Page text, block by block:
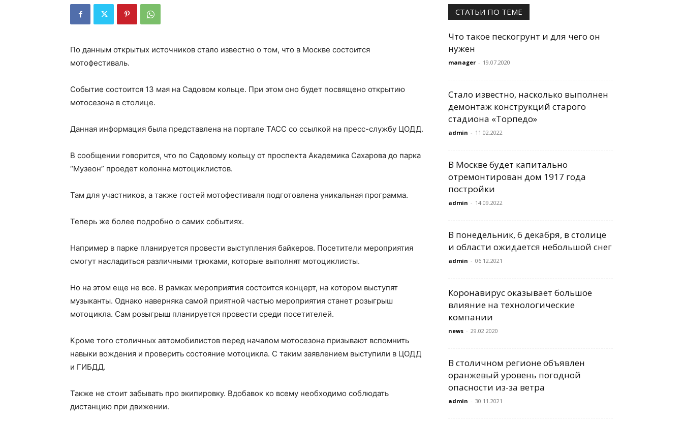
По данным открытых источников стало известно о том, что в Москве состоится
мотофестиваль.
Событие состоится 13 мая на Садовом кольце. При этом оно будет посвящено открытию
мотосезона в столице.
Данная информация была представлена на портале ТАСС со ссылкой на пресс-службу ЦОДД.
В сообщении говорится, что по Садовому кольцу от проспекта Академика Сахарова до парка
“Музеон” проедет колонна мотоциклистов.
Там для участников, а также гостей мотофестиваля подготовлена уникальная программа.
Теперь же более подробно о самих событиях.
Например в парке планируется провести выступления байкеров. Посетители мероприятия
смогут насладиться различными трюками, которые выполнят мотоциклисты.
Но на этом еще не все. В рамках мероприятия состоится концерт, на котором выступят
музыканты. Однако наверняка самой приятной частью мероприятия станет розыгрыш
мотоцикла. Сам розыгрыш планируется провести среди посетителей.
Кроме того столичных автомобилистов перед началом мотосезона призывают вспомнить
навыки вождения и проверить состояние мотоцикла. С таким заявлением выступили в ЦОДД
и ГИБДД.
Также не стоит забывать про экипировку. Вдобавок ко всему необходимо соблюдать
дистанцию при движении.
СТАТЬИ ПО ТЕМЕ
Что такое пескогрунт и для чего он
нужен
manager - 19.07.2020
Стало известно, насколько выполнен
демонтаж конструкций старого
стадиона «Торпедо»
admin - 11.02.2022
В Москве будет капитально
отремонтирован дом 1917 года
постройки
admin - 14.09.2022
В понедельник, 6 декабря, в столице
и области ожидается небольшой снег
admin - 06.12.2021
Коронавирус оказывает большое
влияние на технологические
компании
news - 29.02.2020
В столичном регионе объявлен
оранжевый уровень погодной
опасности из-за ветра
admin - 30.11.2021